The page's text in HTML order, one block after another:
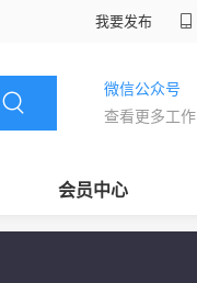
我要发布
微信公众号
查看更多工作
会员中心